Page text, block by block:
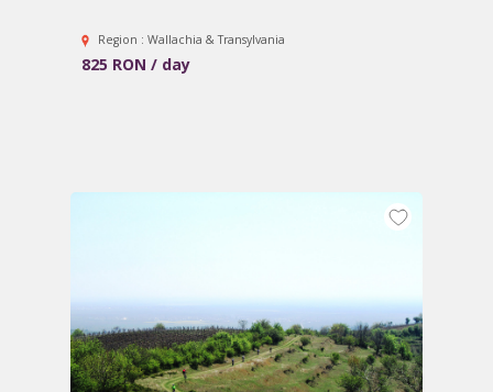
Region : Wallachia & Transylvania
825 RON / day